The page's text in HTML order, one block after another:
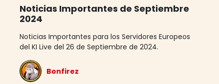
Noticias Importantes de Septiembre
2024
Noticias Importantes para los Servidores Europeos
del KI Live del 26 de Septiembre de 2024.
Bonfirez